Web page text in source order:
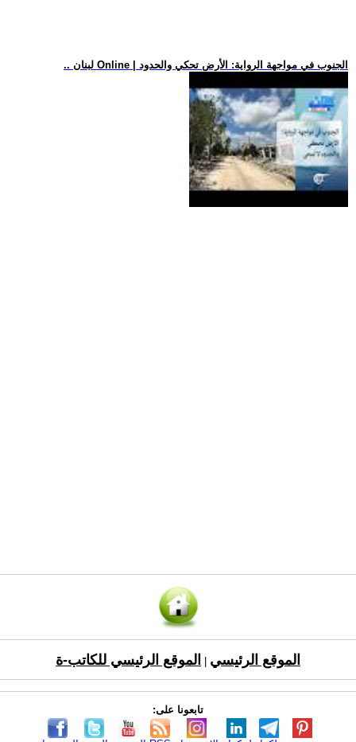
.. لبنان Online | الجنوب في مواجهة الرواية: الأرض تحكي والحدود
الموقع الرئيسي الموقع الرئيسي للكاتب-ة
تابعونا على: